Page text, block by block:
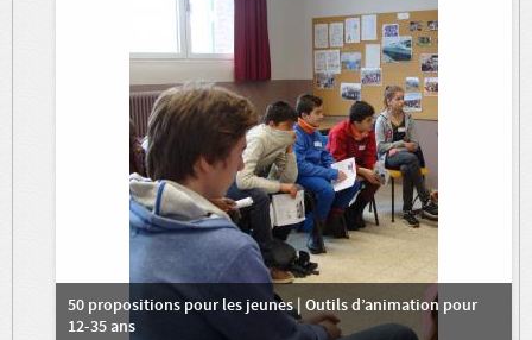
50 propositions pour les jeunes | Outils d’animation pour
12-35 ans